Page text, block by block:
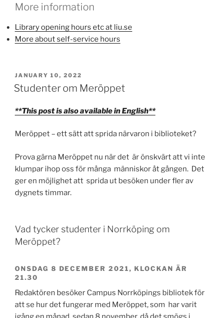
More information
Library opening hours etc at liu.se
More about self-service hours
POSTED
ON
JANUARY 10, 2022
Studenter om Meröppet
**This post is also available in English**
Meröppet – ett sätt att sprida närvaron i biblioteket?
Prova gärna Meröppet nu när det är önskvärt att vi inte
klumpar ihop oss för många människor åt gången. Det
ger en möjlighet att sprida ut besöken under fler av
dygnets timmar.
Vad tycker studenter i Norrköping om
Meröppet?
ONSDAG 8 DECEMBER 2021, KLOCKAN ÄR
21.30
Redaktören besöker Campus Norrköpings bibliotek för
att se hur det fungerar med Meröppet, som har varit